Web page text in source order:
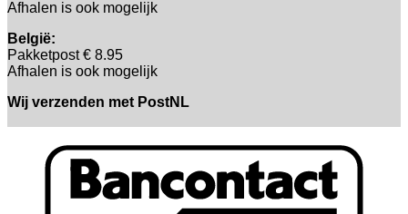
Afhalen is ook mogelijk
België:
Pakketpost € 8.95
Afhalen is ook mogelijk
Wij verzenden met PostNL